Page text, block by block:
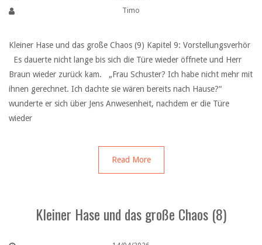
Timo
Kleiner Hase und das große Chaos (9) Kapitel 9: Vorstellungsverhör
Es dauerte nicht lange bis sich die Türe wieder öffnete und Herr
Braun wieder zurück kam. „Frau Schuster? Ich habe nicht mehr mit
ihnen gerechnet. Ich dachte sie wären bereits nach Hause?“
wunderte er sich über Jens Anwesenheit, nachdem er die Türe
wieder
Read More
Kleiner Hase und das große Chaos (8)